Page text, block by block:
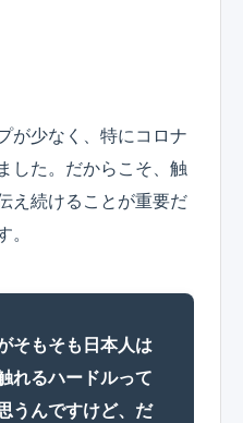
が少なく、特にコロナ
した。だからこそ、触
え続けることが重要だ
そもそも日本人は
れるハードルって
うんですけど、だ